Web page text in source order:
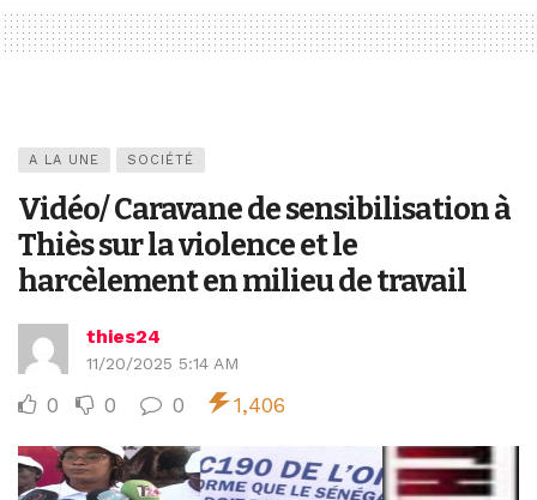
A LA UNE SOCIÉTÉ
Vidéo/ Caravane de sensibilisation à
Thiès sur la violence et le
harcèlement en milieu de travail
thies24
11/20/2025 5:14 AM
0 0 0 1,406